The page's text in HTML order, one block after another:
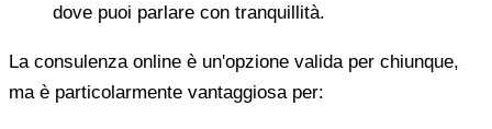
dove puoi parlare con tranquillità.
La consulenza online è un'opzione valida per chiunque,
ma è particolarmente vantaggiosa per: